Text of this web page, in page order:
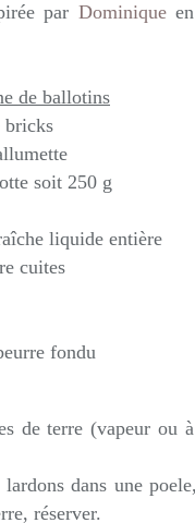
par Dominiqueen
de ballotins
bricks
soit 250 g
liquide entière
cuites
fondu
de terre (vapeur ou
dans une
réserver.